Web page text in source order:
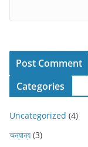
Categories
Uncategorized (4)
অন্যান্য (3)